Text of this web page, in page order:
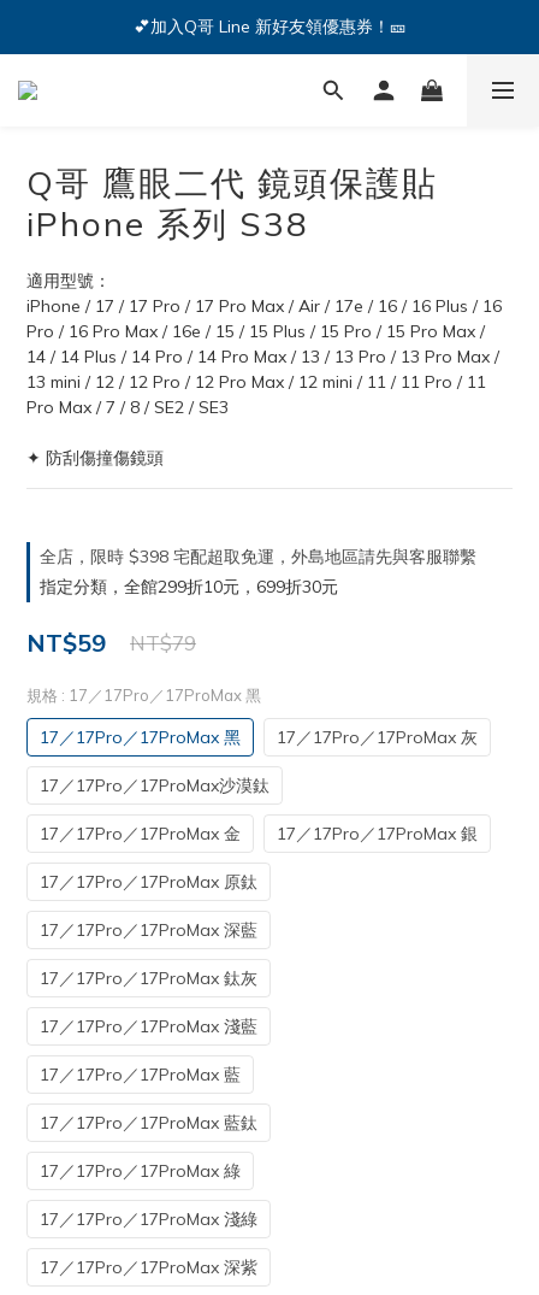
🔥iPhone 17 全系列熱銷中🔥點我購買 — !
💕加入Q哥 Line 新好友領優惠券！🎫
🔥iPhone 17 全系列熱銷中🔥點我購買 — !
Q哥 鷹眼二代 鏡頭保護貼
iPhone 系列 S38
適用型號：
iPhone / 17 / 17 Pro / 17 Pro Max / Air / 17e / 16 / 16 Plus / 16
Pro / 16 Pro Max / 16e / 15 / 15 Plus / 15 Pro / 15 Pro Max /
14 / 14 Plus / 14 Pro / 14 Pro Max / 13 / 13 Pro / 13 Pro Max /
13 mini / 12 / 12 Pro / 12 Pro Max / 12 mini / 11 / 11 Pro / 11
Pro Max / 7 / 8 / SE2 / SE3
✦ 防刮傷撞傷鏡頭
全店，限時 $398 宅配超取免運，外島地區請先與客服聯繫
指定分類，全館299折10元，699折30元
NT$59 NT$79
規格 : 17／17Pro／17ProMax 黑
17／17Pro／17ProMax 黑 17／17Pro／17ProMax 灰
17／17Pro／17ProMax沙漠鈦
17／17Pro／17ProMax 金 17／17Pro／17ProMax 銀
17／17Pro／17ProMax 原鈦
17／17Pro／17ProMax 深藍
17／17Pro／17ProMax 鈦灰
17／17Pro／17ProMax 淺藍
17／17Pro／17ProMax 藍
17／17Pro／17ProMax 藍鈦
17／17Pro／17ProMax 綠
17／17Pro／17ProMax 淺綠
17／17Pro／17ProMax 深紫